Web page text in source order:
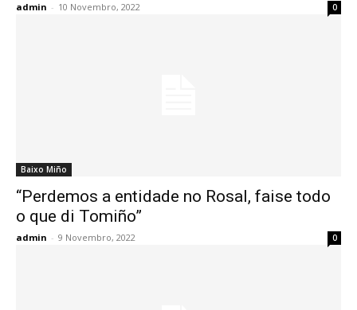
admin - 10 Novembro, 2022 0
Baixo Miño
“Perdemos a entidade no Rosal, faise todo
o que di Tomiño”
admin - 9 Novembro, 2022 0